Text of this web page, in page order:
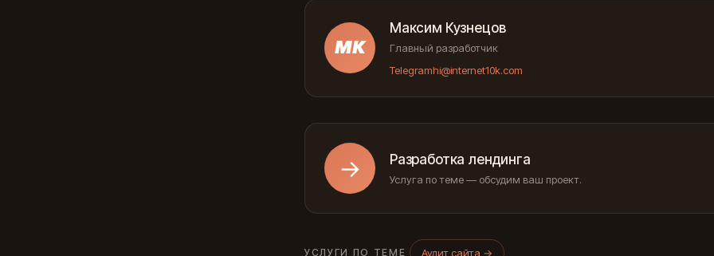
МК
Максим Кузнецов
Главный разработчик
Telegramhi@internet10k.com
→ Разработка лендинга
Услуга по теме — обсудим ваш проект.
УСЛУГИ ПО ТЕМЕ Аудит сайта →